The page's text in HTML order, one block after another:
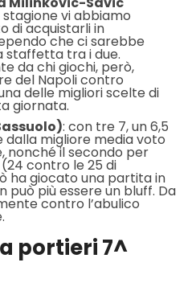
stagione vi abbiamo
di acquistarli in
che ci sarebbe
staffetta tra i due.
da chi giochi, però,
del Napoli contro
delle migliori scelte di
giornata.
: con tre 7, un 6,5
dalla migliore media voto
nonché il secondo per
contro le 25 di
ha giocato una partita in
può più essere un bluff. Da
contro l’abulico
portieri 7^